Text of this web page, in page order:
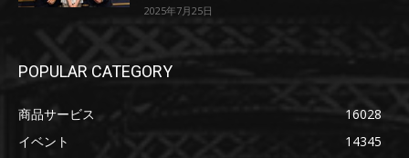
2025年7月25日
POPULAR CATEGORY
商品サービス
16028
イベント
14345